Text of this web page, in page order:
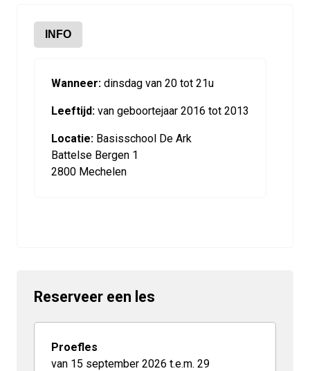
INFO
Wanneer: dinsdag van 20 tot 21u
Leeftijd: van geboortejaar 2016 tot 2013
Locatie: Basisschool De Ark
Battelse Bergen 1
2800 Mechelen
Reserveer een les
Proefles
van 15 september 2026 t.e.m. 29